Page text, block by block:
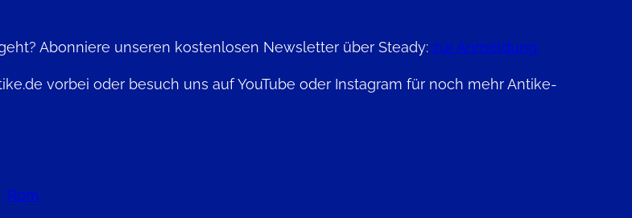
Abonniere unseren kostenlosen Newsletter über Steady: zur Anmeldung.
vorbei oder besuch uns auf YouTube oder Instagram für noch mehr Antike-
Rom